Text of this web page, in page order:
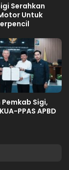
Serahkan
Untuk
Pemkab Sigi,
PPAS APBD